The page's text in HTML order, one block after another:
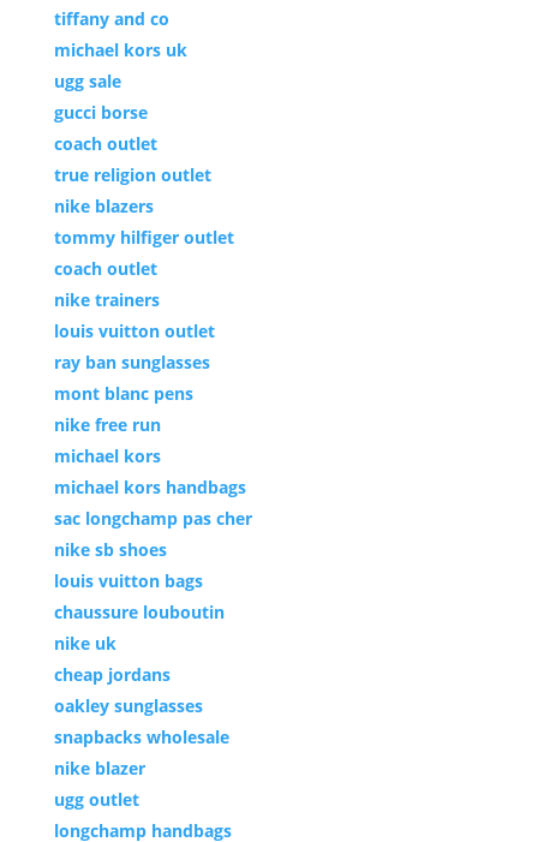
tiffany and co
michael kors uk
ugg sale
gucci borse
coach outlet
true religion outlet
nike blazers
tommy hilfiger outlet
coach outlet
nike trainers
louis vuitton outlet
ray ban sunglasses
mont blanc pens
nike free run
michael kors
michael kors handbags
sac longchamp pas cher
nike sb shoes
louis vuitton bags
chaussure louboutin
nike uk
cheap jordans
oakley sunglasses
snapbacks wholesale
nike blazer
ugg outlet
longchamp handbags